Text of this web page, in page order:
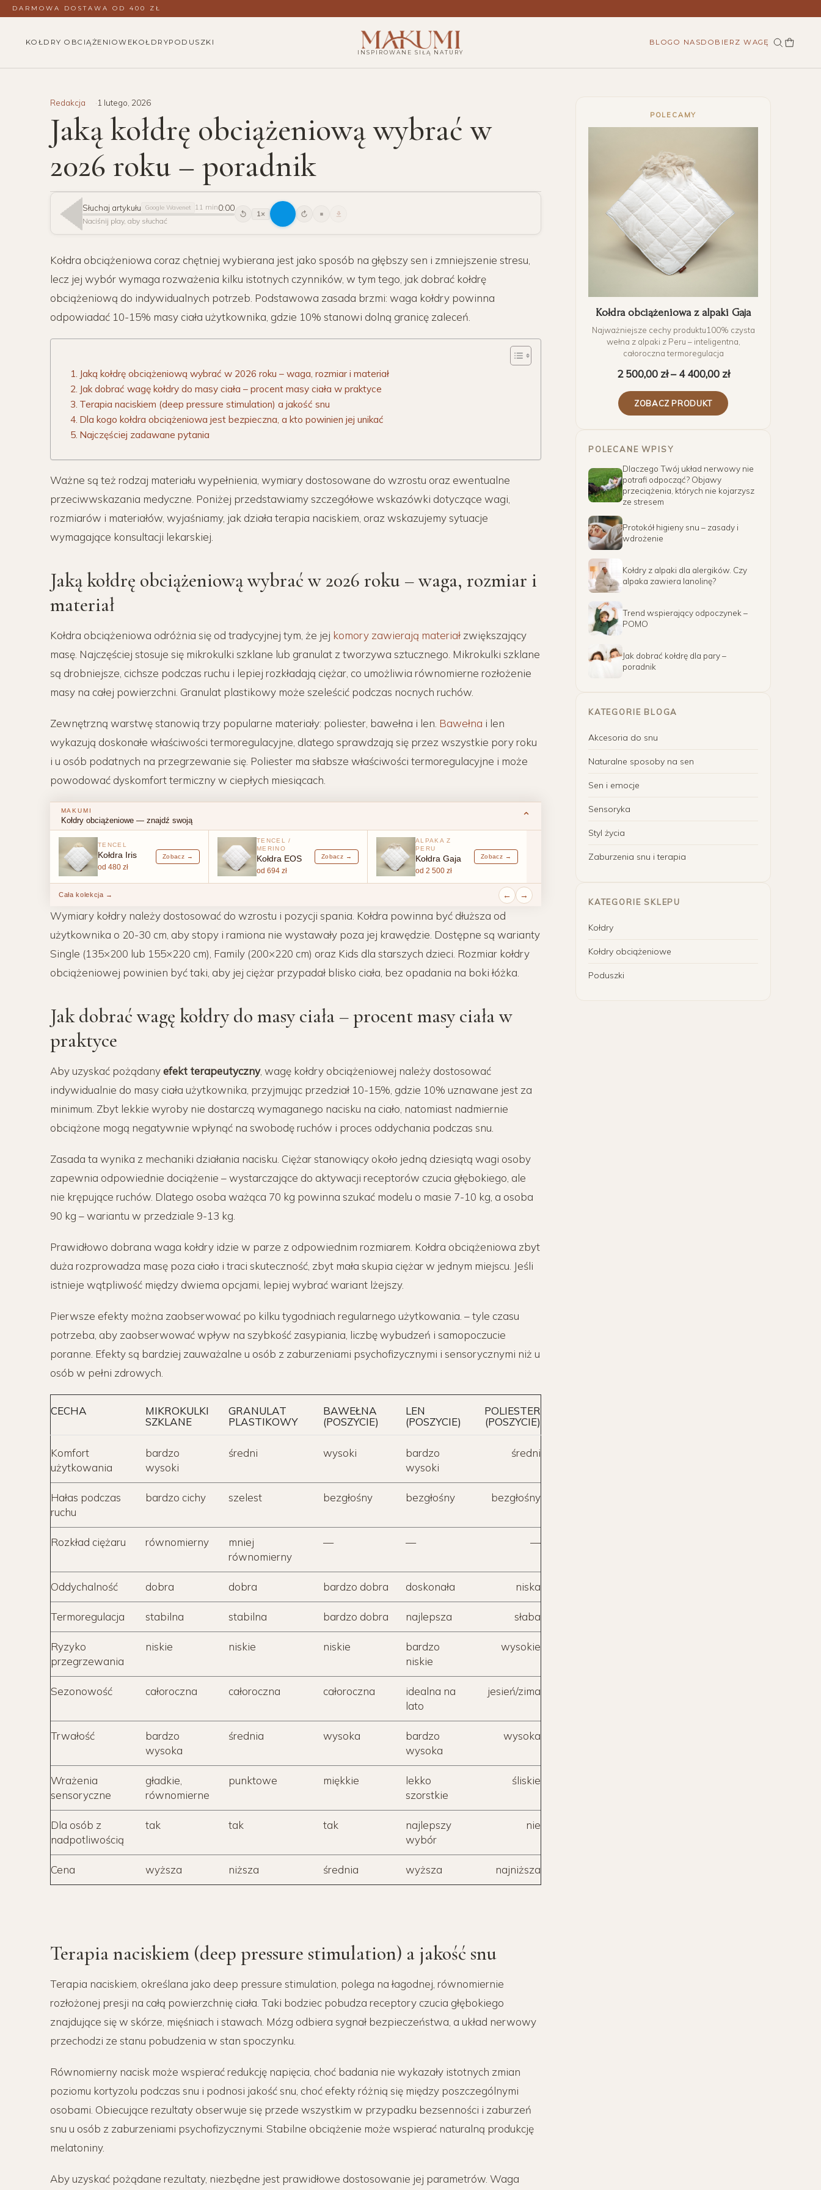
DARMOWA DOSTAWA OD 400 ZŁ
KOŁDRY OBCIĄŻENIOWEKOŁDRYPODUSZKI
INSPIROWANE SIŁĄ NATURY
BLOG O NASDOBIERZ WAGĘ
Redakcja 1 lutego, 2026
Jaką kołdrę obciążeniową wybrać w
2026 roku – poradnik
Słuchaj artykułu Google Wavenet 11 min0:00
Naciśnij play, aby słuchać
15 1× 15
Kołdra obciążeniowa coraz chętniej wybierana jest jako sposób na głębszy sen i zmniejszenie stresu,
lecz jej wybór wymaga rozważenia kilku istotnych czynników, w tym tego, jak dobrać kołdrę
obciążeniową do indywidualnych potrzeb. Podstawowa zasada brzmi: waga kołdry powinna
odpowiadać 10-15% masy ciała użytkownika, gdzie 10% stanowi dolną granicę zaleceń.
Jaką kołdrę obciążeniową wybrać w 2026 roku – waga, rozmiar i materiał
Jak dobrać wagę kołdry do masy ciała – procent masy ciała w praktyce
Terapia naciskiem (deep pressure stimulation) a jakość snu
Dla kogo kołdra obciążeniowa jest bezpieczna, a kto powinien jej unikać
Najczęściej zadawane pytania
Ważne są też rodzaj materiału wypełnienia, wymiary dostosowane do wzrostu oraz ewentualne
przeciwwskazania medyczne. Poniżej przedstawiamy szczegółowe wskazówki dotyczące wagi,
rozmiarów i materiałów, wyjaśniamy, jak działa terapia naciskiem, oraz wskazujemy sytuacje
wymagające konsultacji lekarskiej.
Jaką kołdrę obciążeniową wybrać w 2026 roku – waga, rozmiar i
materiał
Kołdra obciążeniowa odróżnia się od tradycyjnej tym, że jej komory zawierają materiał zwiększający
masę. Najczęściej stosuje się mikrokulki szklane lub granulat z tworzywa sztucznego. Mikrokulki szklane
są drobniejsze, cichsze podczas ruchu i lepiej rozkładają ciężar, co umożliwia równomierne rozłożenie
masy na całej powierzchni. Granulat plastikowy może szeleścić podczas nocnych ruchów.
Zewnętrzną warstwę stanowią trzy popularne materiały: poliester, bawełna i len. Bawełna i len
wykazują doskonałe właściwości termoregulacyjne, dlatego sprawdzają się przez wszystkie pory roku
i u osób podatnych na przegrzewanie się. Poliester ma słabsze właściwości termoregulacyjne i może
powodować dyskomfort termiczny w ciepłych miesiącach.
MAKUMI
Kołdry obciążeniowe — znajdź swoją ⌃
TENCEL
Kołdra Iris
od 480 zł
Zobacz →
TENCEL /
MERINO
Kołdra EOS
od 694 zł
Zobacz →
ALPAKA Z
PERU
Kołdra Gaja
od 2 500 zł
Zobacz →
Cała kolekcja → ← →
Wymiary kołdry należy dostosować do wzrostu i pozycji spania. Kołdra powinna być dłuższa od
użytkownika o 20-30 cm, aby stopy i ramiona nie wystawały poza jej krawędzie. Dostępne są warianty
Single (135×200 lub 155×220 cm), Family (200×220 cm) oraz Kids dla starszych dzieci. Rozmiar kołdry
obciążeniowej powinien być taki, aby jej ciężar przypadał blisko ciała, bez opadania na boki łóżka.
Jak dobrać wagę kołdry do masy ciała – procent masy ciała w
praktyce
Aby uzyskać pożądanyefekt terapeutyczny, wagę kołdry obciążeniowej należy dostosować
indywidualnie do masy ciała użytkownika, przyjmując przedział 10-15%, gdzie 10% uznawane jest za
minimum. Zbyt lekkie wyroby nie dostarczą wymaganego nacisku na ciało, natomiast nadmiernie
obciążone mogą negatywnie wpłynąć na swobodę ruchów i proces oddychania podczas snu.
Zasada ta wynika z mechaniki działania nacisku. Ciężar stanowiący około jedną dziesiątą wagi osoby
zapewnia odpowiednie dociążenie – wystarczające do aktywacji receptorów czucia głębokiego, ale
nie krępujące ruchów. Dlatego osoba ważąca 70 kg powinna szukać modelu o masie 7-10 kg, a osoba
90 kg – wariantu w przedziale 9-13 kg.
Prawidłowo dobrana waga kołdry idzie w parze z odpowiednim rozmiarem. Kołdra obciążeniowa zbyt
duża rozprowadza masę poza ciało i traci skuteczność, zbyt mała skupia ciężar w jednym miejscu. Jeśli
istnieje wątpliwość między dwiema opcjami, lepiej wybrać wariant lżejszy.
Pierwsze efekty można zaobserwować po kilku tygodniach regularnego użytkowania. – tyle czasu
potrzeba, aby zaobserwować wpływ na szybkość zasypiania, liczbę wybudzeń i samopoczucie
poranne. Efekty są bardziej zauważalne u osób z zaburzeniami psychofizycznymi i sensorycznymi niż u
osób w pełni zdrowych.
CECHA
MIKROKULKI
SZKLANE
GRANULAT
PLASTIKOWY
BAWEŁNA
(POSZYCIE)
LEN
(POSZYCIE)
POLIESTER
(POSZYCIE)
Komfort
użytkowania
bardzo
wysoki
średni wysoki
bardzo
wysoki
średni
Hałas podczas
ruchu
bardzo cichy szelest bezgłośny bezgłośny bezgłośny
Rozkład ciężaru równomierny
mniej
równomierny
— — —
Oddychalność dobra dobra bardzo dobra doskonała niska
Termoregulacja stabilna stabilna bardzo dobra najlepsza słaba
Ryzyko
przegrzewania
niskie niskie niskie
bardzo
niskie
wysokie
Sezonowość całoroczna całoroczna całoroczna
idealna na
lato
jesień/zima
Trwałość
bardzo
wysoka
średnia wysoka
bardzo
wysoka
wysoka
Wrażenia
sensoryczne
gładkie,
równomierne
punktowe miękkie
lekko
szorstkie
śliskie
Dla osób z
nadpotliwością
tak tak tak
najlepszy
wybór
nie
Cena wyższa niższa średnia wyższa najniższa
Terapia naciskiem (deep pressure stimulation) a jakość snu
Terapia naciskiem, określana jako deep pressure stimulation, polega na łagodnej, równomiernie
rozłożonej presji na całą powierzchnię ciała. Taki bodziec pobudza receptory czucia głębokiego
znajdujące się w skórze, mięśniach i stawach. Mózg odbiera sygnał bezpieczeństwa, a układ nerwowy
przechodzi ze stanu pobudzenia w stan spoczynku.
Równomierny nacisk może wspierać redukcję napięcia, choć badania nie wykazały istotnych zmian
poziomu kortyzolu podczas snu i podnosi jakość snu, choć efekty różnią się między poszczególnymi
osobami. Obiecujące rezultaty obserwuje się przede wszystkim w przypadku bezsenności i zaburzeń
snu u osób z zaburzeniami psychofizycznymi. Stabilne obciążenie może wspierać naturalną produkcję
melatoniny.
Aby uzyskać pożądane rezultaty, niezbędne jest prawidłowe dostosowanie jej parametrów. Waga
POLECAMY
Kołdra obciążeniowa z alpaki Gaja
Najważniejsze cechy produktu100% czysta
wełna z alpaki z Peru – inteligentna,
całoroczna termoregulacja
2 500,00 zł – 4 400,00 zł
ZOBACZ PRODUKT
POLECANE WPISY
Dlaczego Twój układ nerwowy nie
potrafi odpocząć? Objawy
przeciążenia, których nie kojarzysz
ze stresem
Protokół higieny snu – zasady i
wdrożenie
Kołdry z alpaki dla alergików. Czy
alpaka zawiera lanolinę?
Trend wspierający odpoczynek –
POMO
Jak dobrać kołdrę dla pary –
poradnik
KATEGORIE BLOGA
Akcesoria do snu
Naturalne sposoby na sen
Sen i emocje
Sensoryka
Styl życia
Zaburzenia snu i terapia
KATEGORIE SKLEPU
Kołdry
Kołdry obciążeniowe
Poduszki